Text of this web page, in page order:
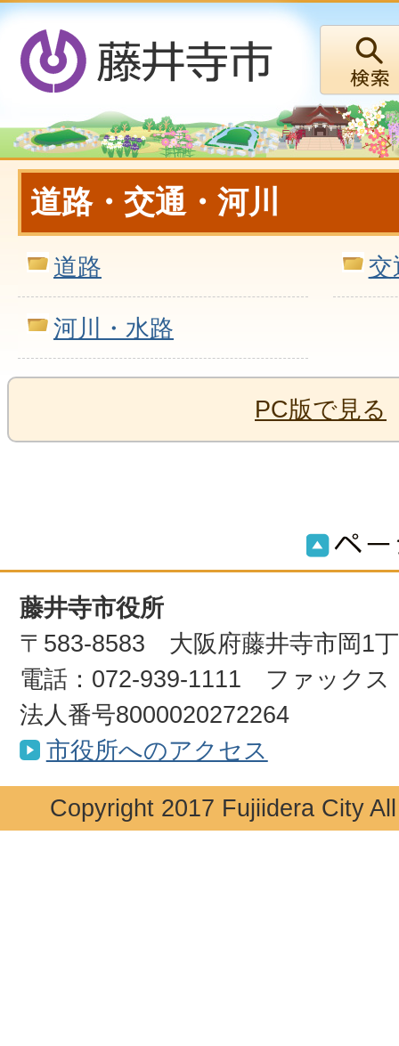
道路・交通・河川
道路 交
河川・水路
PC版で見る
藤井寺市役所
〒583-8583 大阪府藤井寺市岡1
電話：072-939-1111 ファックス
法人番号8000020272264
市役所へのアクセス
Copyright 2017 Fujiidera City